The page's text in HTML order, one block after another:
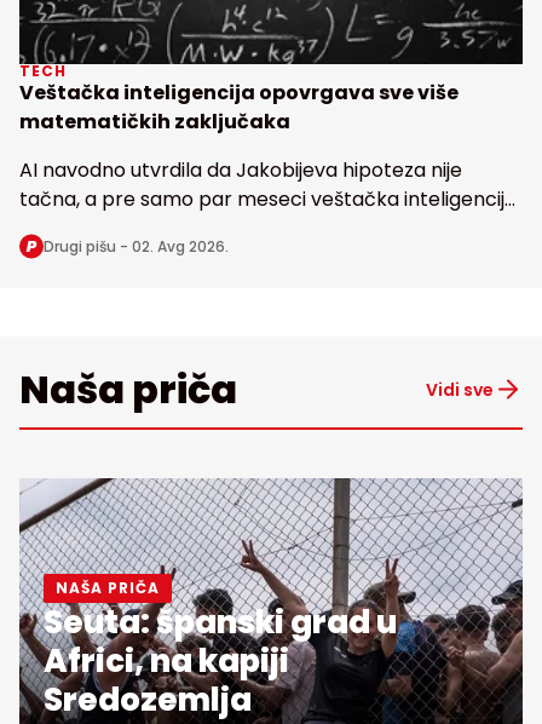
TECH
Veštačka inteligencija opovrgava sve više
matematičkih zaključaka
AI navodno utvrdila da Jakobijeva hipoteza nije
tačna, a pre samo par meseci veštačka inteligencija
dovela u pitanje i poznatu Erdoševu hipotezu, obe
stare bezmalo 100 godina
Drugi pišu - 02. Avg 2026.
Naša priča Vidi sve
NAŠA PRIČA
Seuta: španski grad u
Africi, na kapiji
Sredozemlja